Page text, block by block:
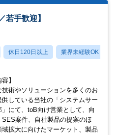
若手歓迎】
休日120日以上 業界未経験OK
】
技術やソリューションを多くのお
供している当社の「システムサー
」にて、toB向け営業として、向
SES案件、自社製品の提案のほ
域拡大に向けたマーケット、製品